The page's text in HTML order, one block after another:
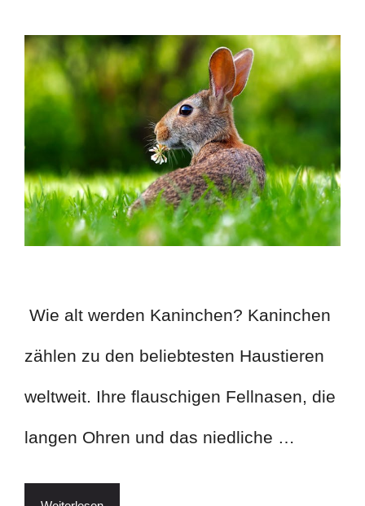
Wie alt werden Kaninchen? Kaninchen
zählen zu den beliebtesten Haustieren
weltweit. Ihre flauschigen Fellnasen, die
langen Ohren und das niedliche …